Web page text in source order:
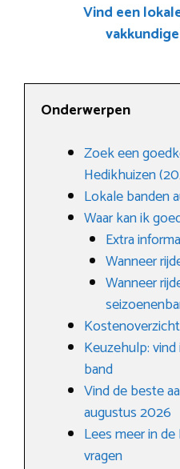
Vind een
Onderwerpen
Zoek een
Hedikhuizen
Lokale banden
Waar kan ik
Extra
Wanneer
Wanneer
Kostenoverzicht
Keuzehulp:
band
Vind de beste
augustus 2026
Lees meer in
vragen